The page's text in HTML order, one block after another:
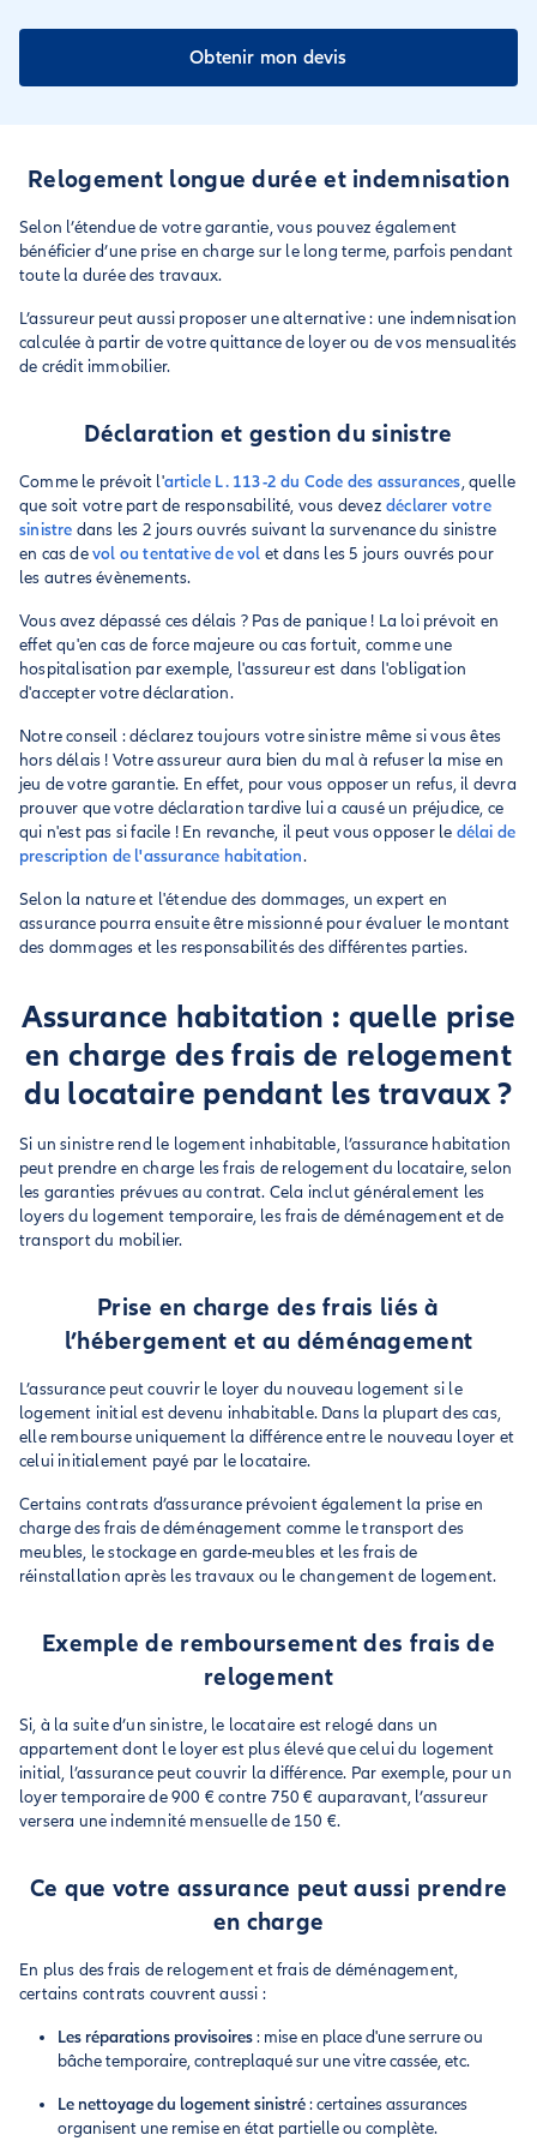
Obtenir mon devis
Relogement longue durée et indemnisation
Selon l’étendue de votre garantie, vous pouvez également
bénéficier d’une prise en charge sur le long terme, parfois pendant
toute la durée des travaux.
L’assureur peut aussi proposer une alternative : une indemnisation
calculée à partir de votre quittance de loyer ou de vos mensualités
de crédit immobilier.
Déclaration et gestion du sinistre
Comme le prévoit l'article L. 113-2 du Code des assurances, quelle
que soit votre part de responsabilité, vous devezdéclarer votre
sinistre dans les 2 jours ouvrés suivant la survenance du sinistre
en cas devol ou tentative de vol et dans les 5 jours ouvrés pour
les autres évènements.
Vous avez dépassé ces délais ? Pas de panique ! La loi prévoit en
effet qu'en cas de force majeure ou cas fortuit, comme une
hospitalisation par exemple, l'assureur est dans l'obligation
d'accepter votre déclaration.
Notre conseil : déclarez toujours votre sinistre même si vous êtes
hors délais ! Votre assureur aura bien du mal à refuser la mise en
jeu de votre garantie. En effet, pour vous opposer un refus, il devra
prouver que votre déclaration tardive lui a causé un préjudice, ce
qui n'est pas si facile ! En revanche, il peut vous opposer le délai de
prescription de l'assurance habitation.
Selon la nature et l'étendue des dommages, un expert en
assurance pourra ensuite être missionné pour évaluer le montant
des dommages et les responsabilités des différentes parties.
Assurance habitation : quelle prise
en charge des frais de relogement
du locataire pendant les travaux ?
Si un sinistre rend le logement inhabitable, l’assurance habitation
peut prendre en charge les frais de relogement du locataire, selon
les garanties prévues au contrat. Cela inclut généralement les
loyers du logement temporaire, les frais de déménagement et de
transport du mobilier.
Prise en charge des frais liés à
l’hébergement et au déménagement
L’assurance peut couvrir le loyer du nouveau logement si le
logement initial est devenu inhabitable. Dans la plupart des cas,
elle rembourse uniquement la différence entre le nouveau loyer et
celui initialement payé par le locataire.
Certains contrats d’assurance prévoient également la prise en
charge des frais de déménagement comme le transport des
meubles, le stockage en garde-meubles et les frais de
réinstallation après les travaux ou le changement de logement.
Exemple de remboursement des frais de
relogement
Si, à la suite d’un sinistre, le locataire est relogé dans un
appartement dont le loyer est plus élevé que celui du logement
initial, l’assurance peut couvrir la différence. Par exemple, pour un
loyer temporaire de 900 € contre 750 € auparavant, l’assureur
versera une indemnité mensuelle de 150 €.
Ce que votre assurance peut aussi prendre
en charge
En plus des frais de relogement et frais de déménagement,
certains contrats couvrent aussi :
Les réparations provisoires: mise en place d'une serrure ou
bâche temporaire, contreplaqué sur une vitre cassée, etc.
Le nettoyage du logement sinistré: certaines assurances
organisent une remise en état partielle ou complète.